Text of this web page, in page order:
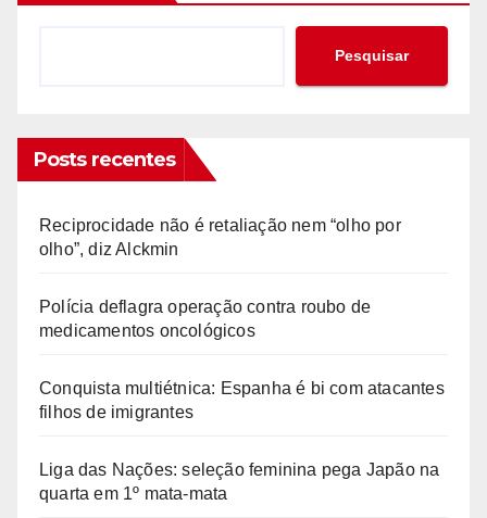
Pesquisar
Posts recentes
Reciprocidade não é retaliação nem “olho por
olho”, diz Alckmin
Polícia deflagra operação contra roubo de
medicamentos oncológicos
Conquista multiétnica: Espanha é bi com atacantes
filhos de imigrantes
Liga das Nações: seleção feminina pega Japão na
quarta em 1º mata-mata